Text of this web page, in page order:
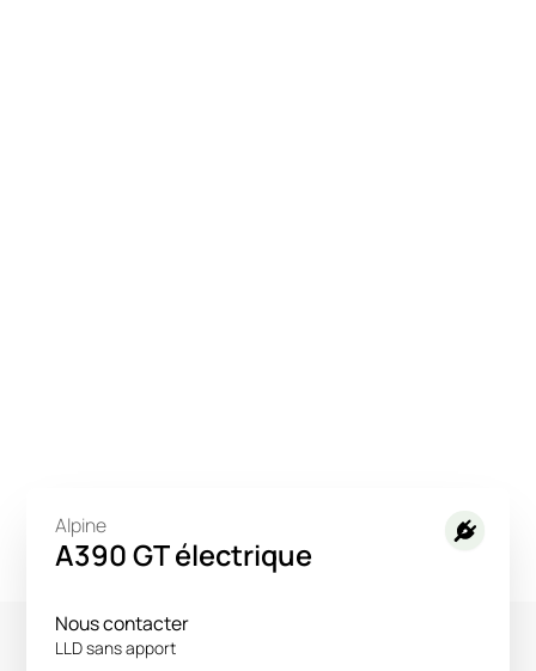
Alpine
A390 GT électrique
Nous contacter
LLD sans apport